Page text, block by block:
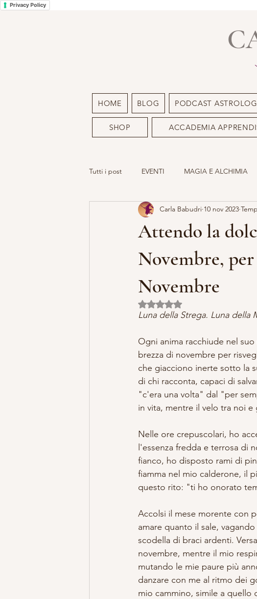
Privacy Policy
HOME BLOG PODCAST
SHOP ACCADEMIA
Tutti i post EVENTI MAGIA E ALCHIMIA
LA MIA ARTE SACRO FEMMINILE
MARIA MADDALENA
LILLYBET BAMBOLINE STORIA E
Attendo la
Novembre,
Novembre
Carla Babudri 10 nov 2023
Valutazione NaN stelle su 5.
Luna della Strega. Luna della
Ogni anima racchiude nel
brezza di novembre per
che giacciono inerte sotto la
di chi racconta, capaci di
"c'era una volta" dal "per
in vita, mentre il velo tra noi
Nelle ore crepuscolari, ho
l'essenza fredda e terrosa di
fianco, ho disposto rami di
fiamma nel mio calderone, il
questo rito: "ti ho onorato
Accolsi il mese morente con
amare quanto il sale,
scodella di braci ardenti.
novembre, mentre il mio
mutando le mie paure più
danzare con me al ritmo dei
mio cammino, simile a quello